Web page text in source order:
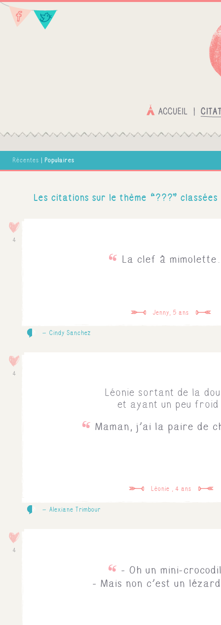
Récentes | Populaires
Les citations sur le thème “???”
La clef à mimolette.
Jenny, 5 ans
4
Cindy Sanchez
Léonie sortant de la
et ayant un peu
Maman, j'ai la paire de
Léonie , 4 ans
4
Alexiane Trimbour
- Oh un mini-
- Mais non c'est un
4